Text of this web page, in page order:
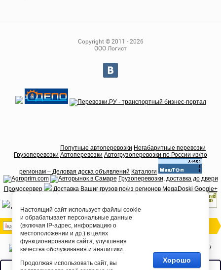
Copyright © 2011 - 2026
ООО Логист
Попутные автоперевозки Негабаритные перевозки
Грузоперевозки Автоперевозки Автогрузоперевозки по России из/по
регионам – Деловая доска объявлений Каталоги
Грузоперевозки, доставка до двери
Промосервер
Доставка Вашиг грузов по/из регионов MegaDoski Google+
Доставка грузов по регионам России
http://syzran.dorus.ru/:
Доставка, Сопровождение, Прикрытие
Настоящий сайт использует файлы cookie
и обрабатывает персональные данные
(включая IP-адрес, информацию о
местоположении и др.) в целях
функционирования сайта, улучшения
качества обслуживания и аналитики.
Продолжая использовать сайт, вы
Хорошо